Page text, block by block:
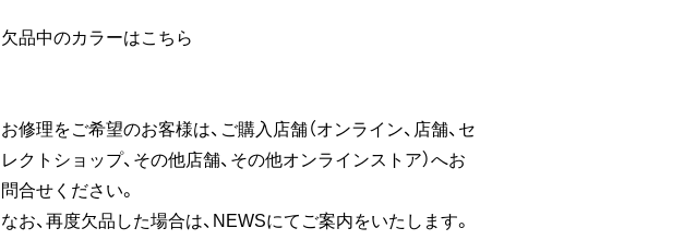
欠品中のカラーはこちら
お修理をご希望のお客様は、ご購入店舗（オンライン、店舗、セ
レクトショップ、その他店舗、その他オンラインストア）へお
問合せください。
なお、再度欠品した場合は、NEWSにてご案内をいたします。